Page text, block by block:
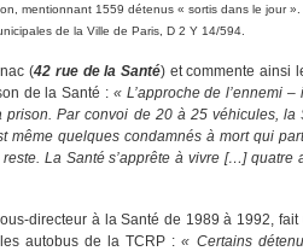
mentionnant 1559 détenus « sortis dans le jour ».
de la Ville de Paris, D 2 Y 14/594.
(42 rue de la Santé) et commente ainsi
de la Santé : « L’approche de l’ennemi
prison. Par convoi de 20 à 25 véhicules, la
même quelques condamnés à mort qui
La Santé s’apprête à vivre […] quatre
directeur à la Santé de 1989 à 1992,
autobus de la TCRP :« Certains